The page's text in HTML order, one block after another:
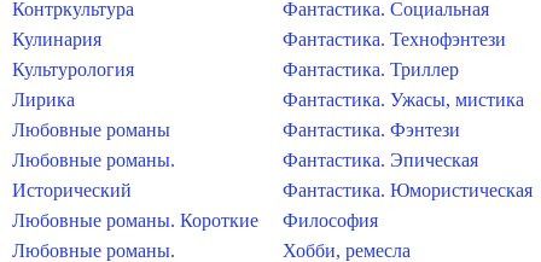
Контркультура
Кулинария
Культурология
Лирика
Любовные романы
Любовные романы.
Исторический
Любовные романы. Короткие
Любовные романы.
Фантастика. Социальная
Фантастика. Технофэнтези
Фантастика. Триллер
Фантастика. Ужасы, мистика
Фантастика. Фэнтези
Фантастика. Эпическая
Фантастика. Юмористическая
Философия
Хобби, ремесла